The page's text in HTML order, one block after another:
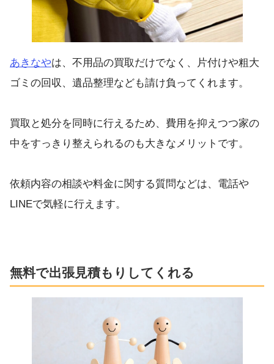
あきなやは、不用品の買取だけでなく、片付けや粗大
ゴミの回収、遺品整理なども請け負ってくれます。
買取と処分を同時に行えるため、費用を抑えつつ家の
中をすっきり整えられるのも大きなメリットです。
依頼内容の相談や料金に関する質問などは、電話や
LINEで気軽に行えます。
無料で出張見積もりしてくれる